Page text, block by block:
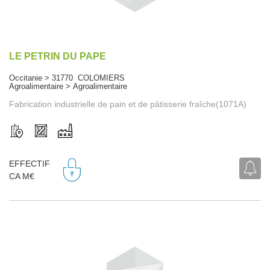
LE PETRIN DU PAPE
Occitanie > 31770 COLOMIERS
Agroalimentaire > Agroalimentaire
Fabrication industrielle de pain et de pâtisserie fraîche(1071A)
EFFECTIF
CA M€